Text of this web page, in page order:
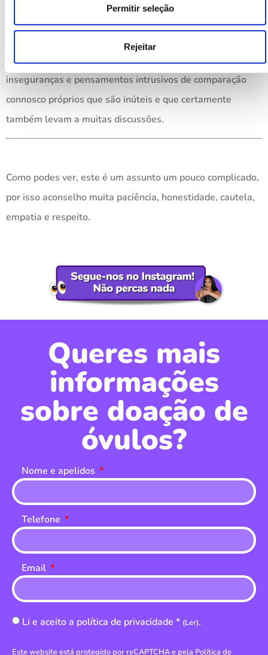
Permitir seleção
Rejeitar
temos a certeza que o teu novo par terá em conta, pois diz
muito sobre nós a forma como falamos dos outros. Por
outro lado, falar “demasiado bem” do nosso ex pode gerar
inseguranças e pensamentos intrusivos de comparação
connosco próprios que são inúteis e que certamente
também levam a muitas discussões.
Como podes ver, este é um assunto um pouco complicado,
por isso aconselho muita paciência, honestidade, cautela,
empatia e respeito.
Queres mais
informações
sobre doação de
óvulos?
Nome e apelidos
Telefone
Email
Li e aceito a política de privacidade * (Ler).
Este website está protegido por reCAPTCHA e pela Política de